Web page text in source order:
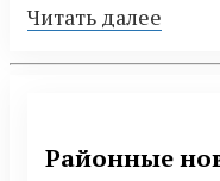
Читать далее
Районные